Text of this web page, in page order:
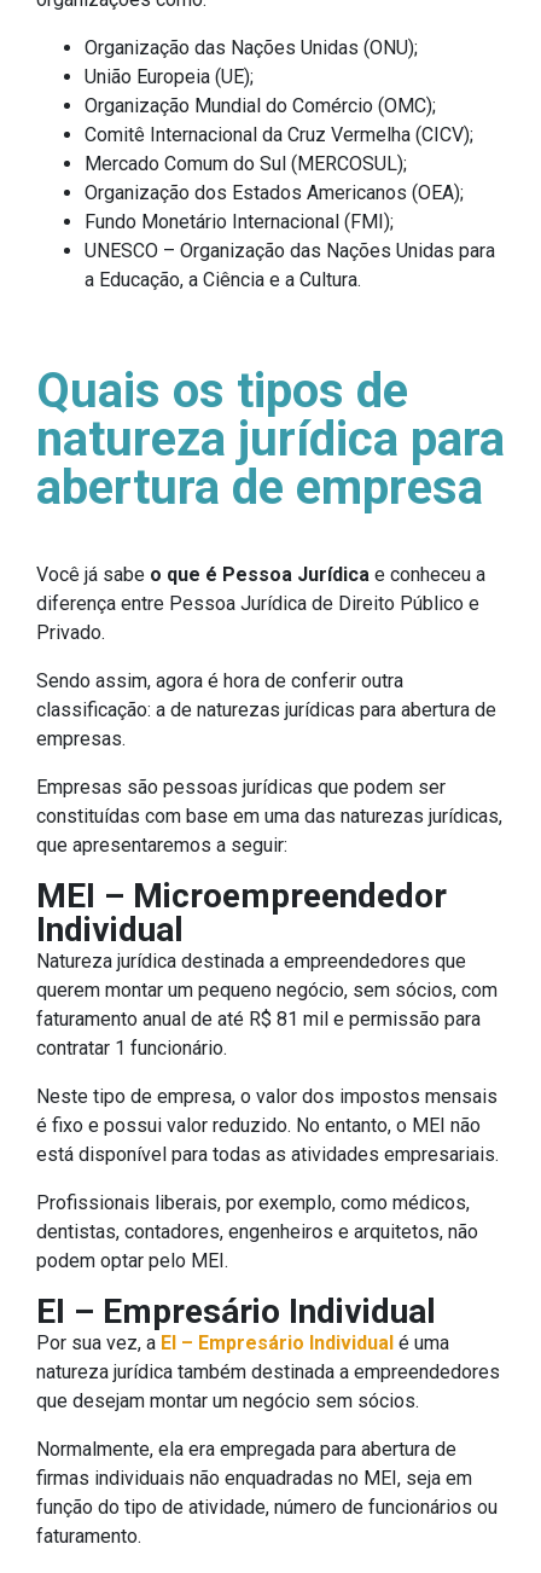
Organização das Nações Unidas (ONU);
União Europeia (UE);
Organização Mundial do Comércio (OMC);
Comitê Internacional da Cruz Vermelha (CICV);
Mercado Comum do Sul (MERCOSUL);
Organização dos Estados Americanos (OEA);
Fundo Monetário Internacional (FMI);
UNESCO – Organização das Nações Unidas para
a Educação, a Ciência e a Cultura.
Quais os tipos de
natureza jurídica para
abertura de empresa
Você já sabe o que é Pessoa Jurídica e conheceu a
diferença entre Pessoa Jurídica de Direito Público e
Privado.
Sendo assim, agora é hora de conferir outra
classificação: a de naturezas jurídicas para abertura de
empresas.
Empresas são pessoas jurídicas que podem ser
constituídas com base em uma das naturezas jurídicas,
que apresentaremos a seguir:
MEI – Microempreendedor
Individual
Natureza jurídica destinada a empreendedores que
querem montar um pequeno negócio, sem sócios, com
faturamento anual de até R$ 81 mil e permissão para
contratar 1 funcionário.
Neste tipo de empresa, o valor dos impostos mensais
é fixo e possui valor reduzido. No entanto, o MEI não
está disponível para todas as atividades empresariais.
Profissionais liberais, por exemplo, como médicos,
dentistas, contadores, engenheiros e arquitetos, não
podem optar pelo MEI.
EI – Empresário Individual
Por sua vez, a EI – Empresário Individual é uma
natureza jurídica também destinada a empreendedores
que desejam montar um negócio sem sócios.
Normalmente, ela era empregada para abertura de
firmas individuais não enquadradas no MEI, seja em
função do tipo de atividade, número de funcionários ou
faturamento.